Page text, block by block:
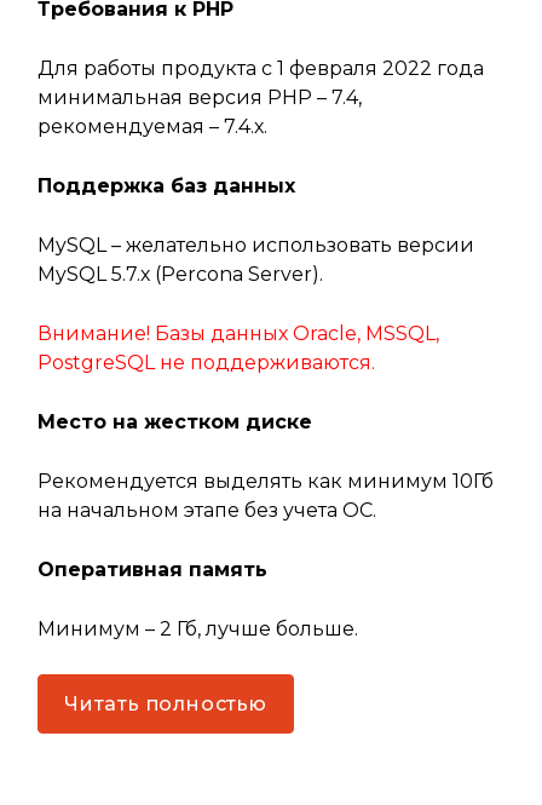
Требования к PHP
Для работы продукта с 1 февраля 2022 года
минимальная версия PHP – 7.4,
рекомендуемая – 7.4.х.
Поддержка баз данных
MySQL – желательно использовать версии
MySQL 5.7.х (Percona Server).
Внимание! Базы данных Oracle, MSSQL,
PostgreSQL не поддерживаются.
Место на жестком диске
Рекомендуется выделять как минимум 10Гб
на начальном этапе без учета ОС.
Оперативная память
Минимум – 2 Гб, лучше больше.
Читать полностью